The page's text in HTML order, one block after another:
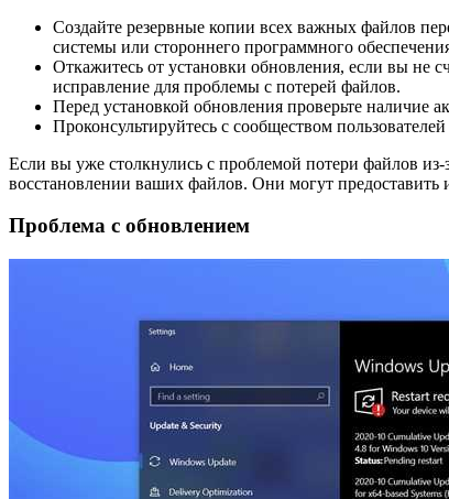
Создайте резервные копии всех важных файлов
системы или стороннего программного
Откажитесь от установки обновления, если вы не
исправление для проблемы с потерей файлов.
Перед установкой обновления проверьте наличие
Проконсультируйтесь с сообществом
Если вы уже столкнулись с проблемой потери файлов
восстановлении ваших файлов. Они могут
Проблема с обновлением